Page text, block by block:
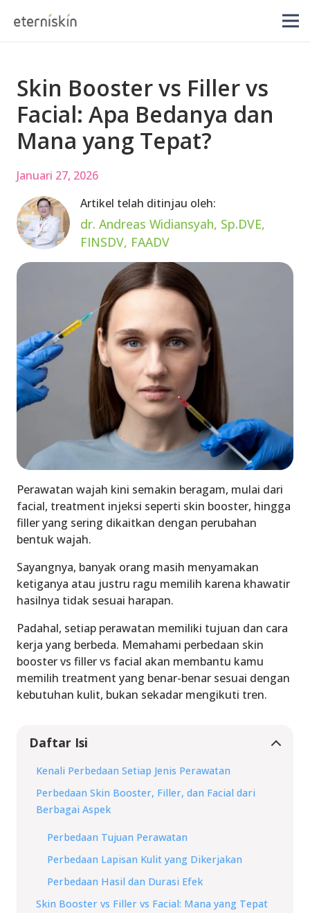
Skin Booster vs Filler vs
Facial: Apa Bedanya dan
Mana yang Tepat?
Januari 27, 2026
Artikel telah ditinjau oleh:
dr. Andreas Widiansyah, Sp.DVE,
FINSDV, FAADV
Perawatan wajah kini semakin beragam, mulai dari
facial, treatment injeksi seperti skin booster, hingga
filler yang sering dikaitkan dengan perubahan
bentuk wajah.
Sayangnya, banyak orang masih menyamakan
ketiganya atau justru ragu memilih karena khawatir
hasilnya tidak sesuai harapan.
Padahal, setiap perawatan memiliki tujuan dan cara
kerja yang berbeda. Memahami perbedaan skin
booster vs filler vs facial akan membantu kamu
memilih treatment yang benar-benar sesuai dengan
kebutuhan kulit, bukan sekadar mengikuti tren.
Daftar Isi
Kenali Perbedaan Setiap Jenis Perawatan
Perbedaan Skin Booster, Filler, dan Facial dari
Berbagai Aspek
Perbedaan Tujuan Perawatan
Perbedaan Lapisan Kulit yang Dikerjakan
Perbedaan Hasil dan Durasi Efek
Skin Booster vs Filler vs Facial: Mana yang Tepat